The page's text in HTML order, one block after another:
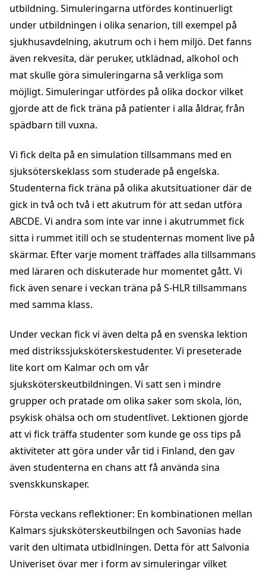
utbildning. Simuleringarna utfördes kontinuerligt
under utbildningen i olika senarion, till exempel på
sjukhusavdelning, akutrum och i hem miljö. Det fanns
även rekvesita, där peruker, utklädnad, alkohol och
mat skulle göra simuleringarna så verkliga som
möjligt. Simuleringar utfördes på olika dockor vilket
gjorde att de fick träna på patienter i alla åldrar, från
spädbarn till vuxna.
Vi fick delta på en simulation tillsammans med en
sjuksöterskeklass som studerade på engelska.
Studenterna fick träna på olika akutsituationer där de
gick in två och två i ett akutrum för att sedan utföra
ABCDE. Vi andra som inte var inne i akutrummet fick
sitta i rummet itill och se studenternas moment live på
skärmar. Efter varje moment träffades alla tillsammans
med läraren och diskuterade hur momentet gått. Vi
fick även senare i veckan träna på S-HLR tillsammans
med samma klass.
Under veckan fick vi även delta på en svenska lektion
med distrikssjuksköterskestudenter. Vi preseterade
lite kort om Kalmar och om vår
sjuksköterskeutbildningen. Vi satt sen i mindre
grupper och pratade om olika saker som skola, lön,
psykisk ohälsa och om studentlivet. Lektionen gjorde
att vi fick träffa studenter som kunde ge oss tips på
aktiviteter att göra under vår tid i Finland, den gav
även studenterna en chans att få använda sina
svenskkunskaper.
Första veckans reflektioner: En kombinationen mellan
Kalmars sjuksköterskeutbilngen och Savonias hade
varit den ultimata utbidlningen. Detta för att Salvonia
Univeriset övar mer i form av simuleringar vilket